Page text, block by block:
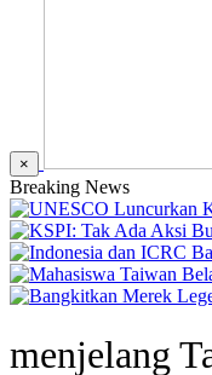
×
Breaking News
menjelang